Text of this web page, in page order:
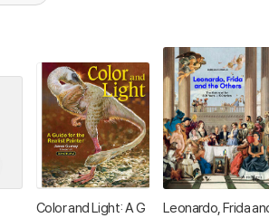
Color and Light: A G
Leonardo, Frida